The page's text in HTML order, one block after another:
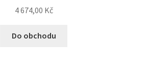
4 674,00 Kč
Do obchodu